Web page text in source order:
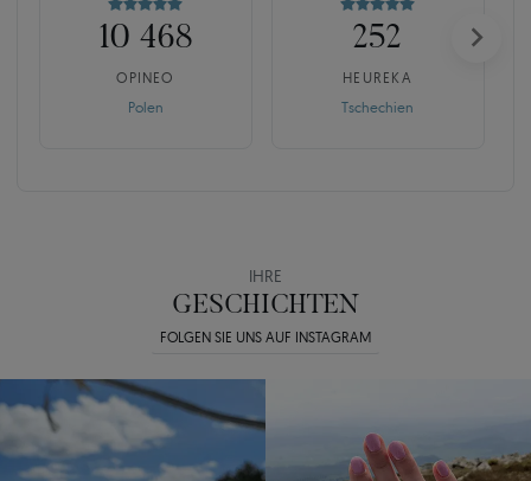
10 468
OPINEO
Polen
252
HEUREKA
Tschechien
IHRE
GESCHICHTEN
FOLGEN SIE UNS AUF INSTAGRAM